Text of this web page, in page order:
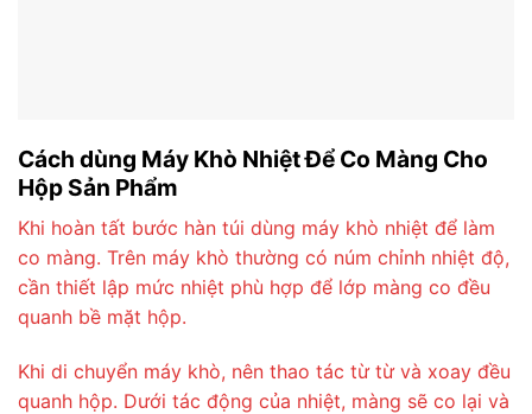
Cách dùng Máy Khò Nhiệt Để Co Màng Cho
Hộp Sản Phẩm
Khi hoàn tất bước hàn túi dùng máy khò nhiệt để làm
co màng. Trên máy khò thường có núm chỉnh nhiệt độ,
cần thiết lập mức nhiệt phù hợp để lớp màng co đều
quanh bề mặt hộp.
Khi di chuyển máy khò, nên thao tác từ từ và xoay đều
quanh hộp. Dưới tác động của nhiệt, màng sẽ co lại và